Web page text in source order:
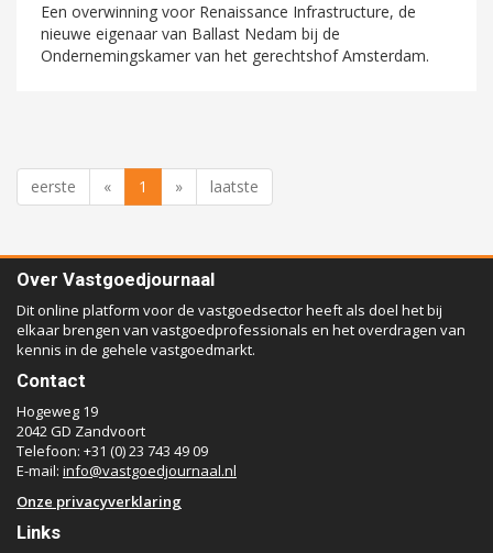
Een overwinning voor Renaissance Infrastructure, de
nieuwe eigenaar van Ballast Nedam bij de
Ondernemingskamer van het gerechtshof Amsterdam.
eerste « 1 » laatste
Over Vastgoedjournaal
Dit online platform voor de vastgoedsector heeft als doel het bij
elkaar brengen van vastgoedprofessionals en het overdragen van
kennis in de gehele vastgoedmarkt.
Contact
Hogeweg 19
2042 GD Zandvoort
Telefoon: +31 (0) 23 743 49 09
E-mail: info@vastgoedjournaal.nl
Onze privacyverklaring
Links